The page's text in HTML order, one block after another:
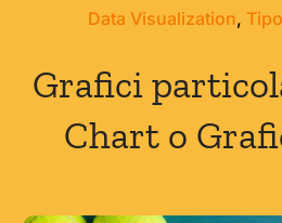
Data Visualization,
Grafici
Chart o